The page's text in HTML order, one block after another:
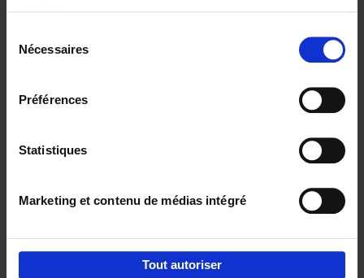
Nécessaires
Préférences
Statistiques
Marketing et contenu de médias intégré
Tout autoriser
Digital marketing like a PRO -
completely revised edition (EN)